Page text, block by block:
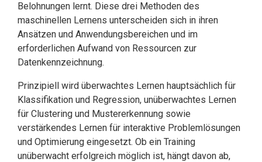
Belohnungen lernt. Diese drei Methoden des
maschinellen Lernens unterscheiden sich in ihren
Ansätzen und Anwendungsbereichen und im
erforderlichen Aufwand von Ressourcen zur
Datenkennzeichnung.
Prinzipiell wird überwachtes Lernen hauptsächlich für
Klassifikation und Regression, unüberwachtes Lernen
für Clustering und Mustererkennung sowie
verstärkendes Lernen für interaktive Problemlösungen
und Optimierung eingesetzt. Ob ein Training
unüberwacht erfolgreich möglich ist, hängt davon ab,